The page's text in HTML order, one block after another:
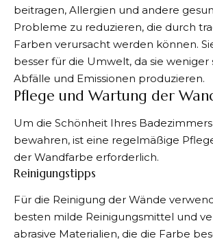
beitragen, Allergien und andere
Probleme zu reduzieren, die durch
Farben verursacht werden können.
besser für die Umwelt, da sie weniger
Abfälle und Emissionen produzieren.
Pflege und Wartung der
Um die Schönheit Ihres
bewahren, ist eine regelmäßige
der Wandfarbe erforderlich.
Reinigungstipps
Für die Reinigung der Wände
besten milde Reinigungsmittel und
abrasive Materialien, die die Farbe